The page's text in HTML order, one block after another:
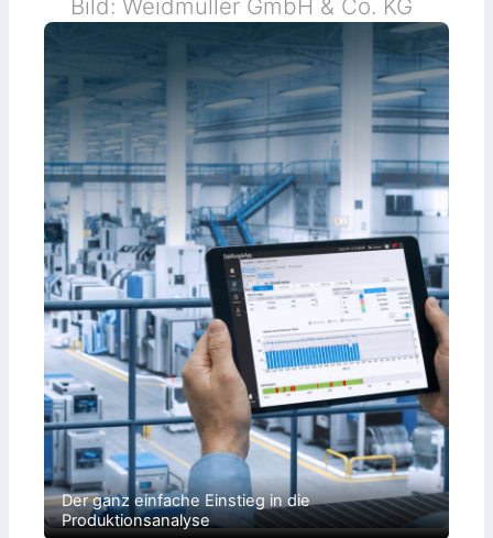
Bild: Weidmüller GmbH & Co. KG
Der ganz einfache Einstieg in die
Produktionsanalyse